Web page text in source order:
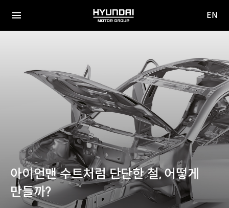
전체
HYUNDAI
MOTOR
EN
아이언맨 수트처럼 단단한 철, 어떻게
만들까?